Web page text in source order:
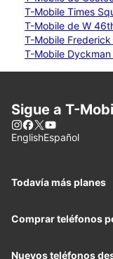
T-Mobile Times
T-Mobile de W
T-Mobile
T-Mobile